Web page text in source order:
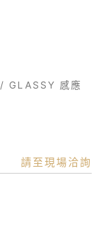
/ GLASSY 感應
請至現場洽詢